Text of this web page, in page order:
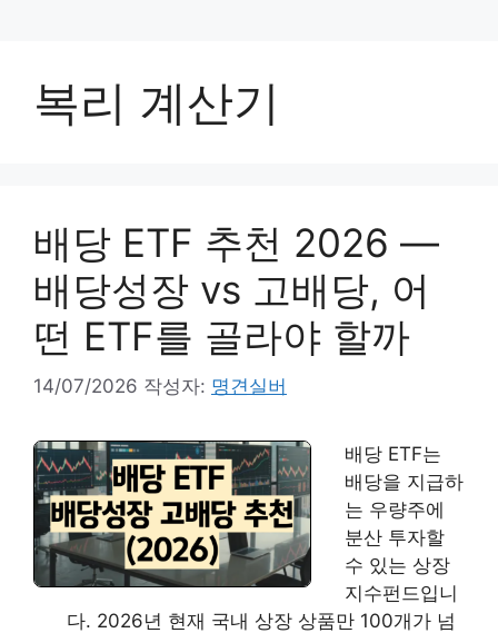
복리 계산기
배당 ETF 추천 2026 —
배당성장 vs 고배당, 어
떤 ETF를 골라야 할까
14/07/2026 작성자: 명견실버
배당 ETF는
배당을 지급하
는 우량주에
분산 투자할
수 있는 상장
지수펀드입니
다. 2026년 현재 국내 상장 상품만 100개가 넘